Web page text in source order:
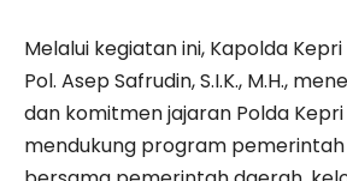
Melalui kegiatan ini, Kapolda
Pol. Asep Safrudin, S.I.K., M.H.,
dan komitmen jajaran Polda
mendukung program pemerintah